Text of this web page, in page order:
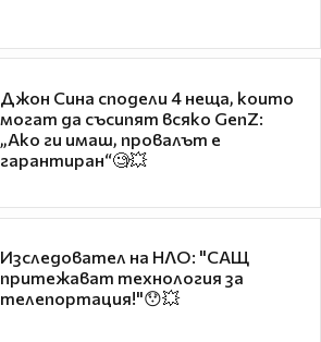
Джон Сина сподели 4 неща, които
могат да съсипят всяко GenZ:
„Ако ги имаш, провалът е
гарантиран“🧐💥
Изследовател на НЛО: "САЩ
притежават технология за
телепортация!"😯💥